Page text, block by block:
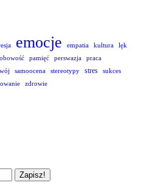
emocje empatia kultura
lęk
pamięć perswazja
praca
samoocena stereotypy stres sukces
zdrowie